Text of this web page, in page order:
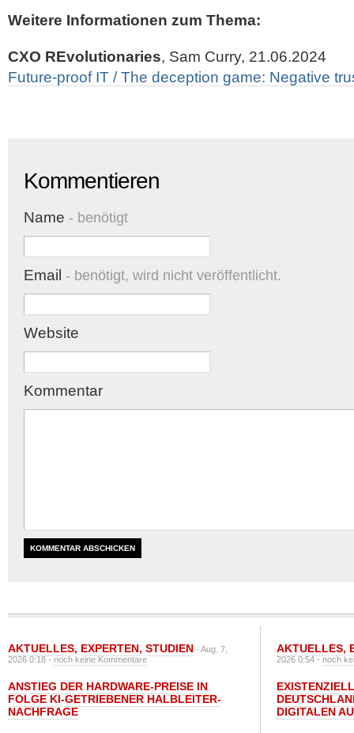
Weitere Informationen zum Thema:
CXO REvolutionaries, Sam Curry, 21.06.2024
Future-proof IT / The deception game: Negative
Kommentieren
Name - benötigt
Email - benötigt, wird nicht veröffentlicht.
Website
Kommentar
AKTUELLES, EXPERTEN, STUDIEN - Aug. 7,
2026 0:18 -noch keine Kommentare
ANSTIEG DER HARDWARE-PREISE IN
FOLGE KI-GETRIEBENER HALBLEITER-
NACHFRAGE
AKTUELLES,
2026 0:54 -noch
DIGITALEN